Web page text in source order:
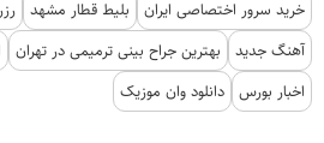
خرید سرور اختصاصی ایران
بلیط قطار مشهد
آهنگ جدید
بهترین جراح بینی ترمیمی در تهران
اخبار بورس دانلود وان موزیک